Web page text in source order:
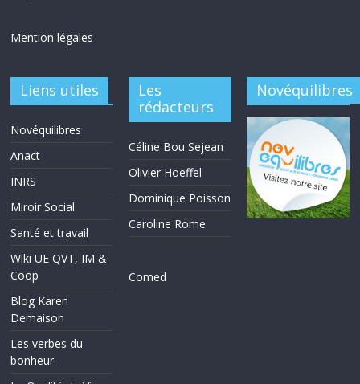
Mention légales
Liens utiles
Novéquilibres
Anact
INRS
Miroir Social
Santé et travail
Wiki UE QVT, IM &
Coop
Blog Karen
Demaison
Les verbes du
bonheur
Les
rédacteurs
Céline Bou Sejean
Olivier Hoeffel
Dominique Poisson
Caroline Rome
Comed
Novéquilibres